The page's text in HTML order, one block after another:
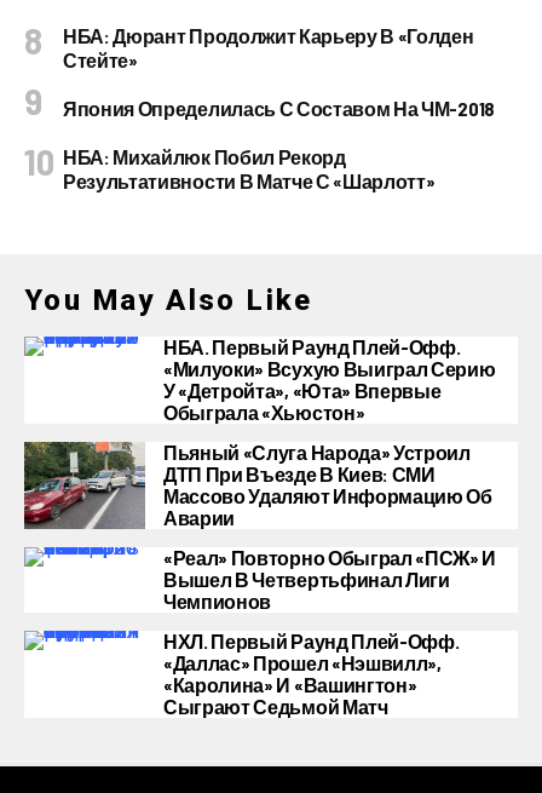
НБА: Дюрант Продолжит Карьеру В «Голден
Стейте»
Япония Определилась С Составом На ЧМ-2018
НБА: Михайлюк Побил Рекорд
Результативности В Матче С «Шарлотт»
You May Also Like
НБА. Первый Раунд Плей-Офф.
«Милуоки» Всухую Выиграл Серию
У «Детройта», «Юта» Впервые
Обыграла «Хьюстон»
Пьяный «слуга Народа» Устроил
ДТП При Въезде В Киев: СМИ
Массово Удаляют Информацию Об
Аварии
«Реал» Повторно Обыграл «ПСЖ» И
Вышел В Четвертьфинал Лиги
Чемпионов
НХЛ. Первый Раунд Плей-Офф.
«Даллас» Прошел «Нэшвилл»,
«Каролина» И «Вашингтон»
Сыграют Седьмой Матч